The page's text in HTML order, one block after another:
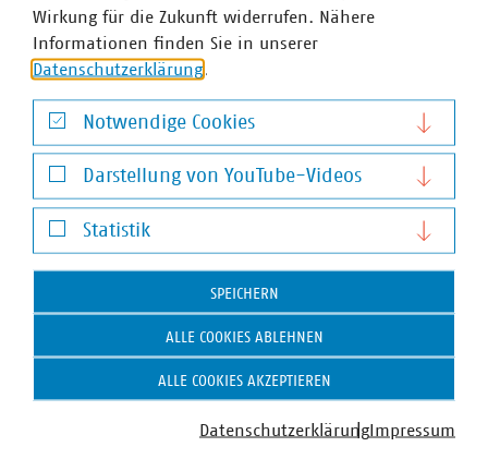
Facebook Instagram YouTube XING LinkedIn
Wirkung für die Zukunft widerrufen. Nähere
Informationen finden Sie in unserer
Datenschutzerklärung
Notwendige Cookies
Notwendige Cookies
Darstellung von YouTube-Videos
Darstellung von YouTube-Videos
Statistik
Statistik
SPEICHERN
ALLE COOKIES ABLEHNEN
ALLE COOKIES AKZEPTIEREN
DatenschutzerklärungImpressum